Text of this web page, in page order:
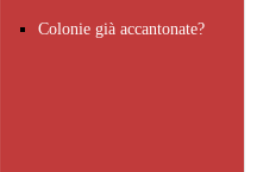
Colonie già accantonate?